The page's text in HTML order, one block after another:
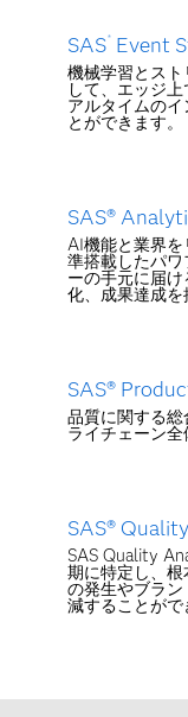
SAS®Event
機械学習とス
して、エッジ
アルタイムの
とができます。
SAS®
AI機能と業界
準搭載したパ
ーの手元に届
化、成果達成を
SAS®
品質に関する
ライチェーン全
SAS®
SAS Quality
期に特定し、
の発生やブラ
減することがで